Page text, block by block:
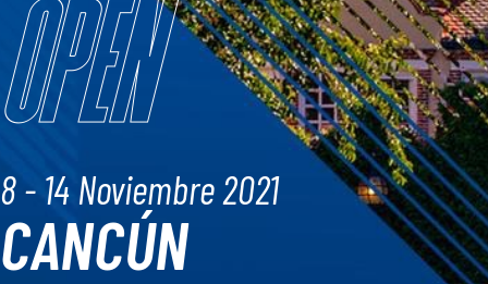
Open
8 - 14 Noviembre 2021
CANCÚN